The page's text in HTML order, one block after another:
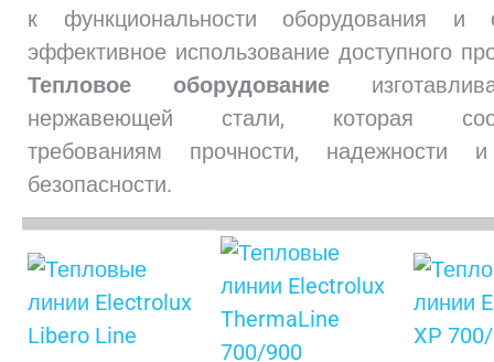
к функциональности оборудования и
эффективное использование доступного
Тепловое оборудование
нержавеющей стали, которая
требованиям прочности, надежности
безопасности.